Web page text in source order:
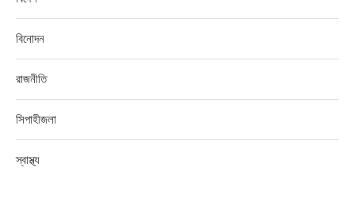
বিনোদন
রাজনীতি
সিপাহীজলা
স্বাস্থ্য